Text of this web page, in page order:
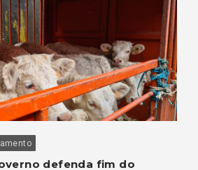
defenda fim do